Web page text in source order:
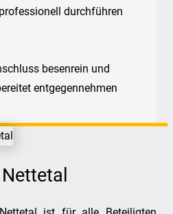
durchführen
besenrein und
entgegennehmen